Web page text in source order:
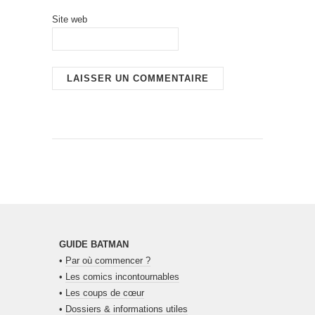
Site web
GUIDE BATMAN
• Par où commencer ?
• Les comics incontournables
• Les coups de cœur
• Dossiers & informations utiles